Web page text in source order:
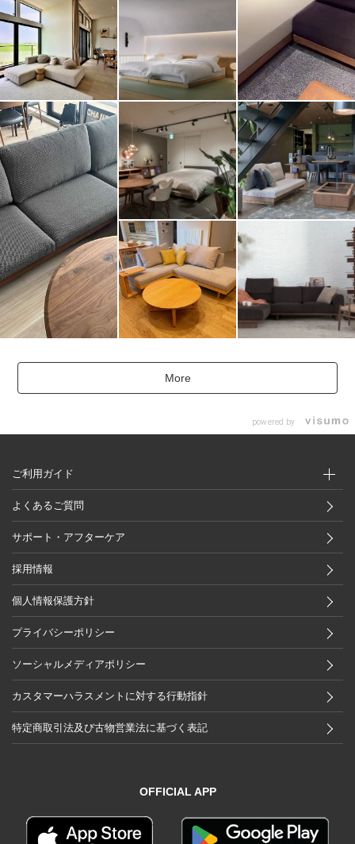
More
powered by
ご利用ガイド
よくあるご質問
サポート・アフターケア
採用情報
個人情報保護方針
プライバシーポリシー
ソーシャルメディアポリシー
カスタマーハラスメントに対する行動指針
特定商取引法及び古物営業法に基づく表記
OFFICIAL APP